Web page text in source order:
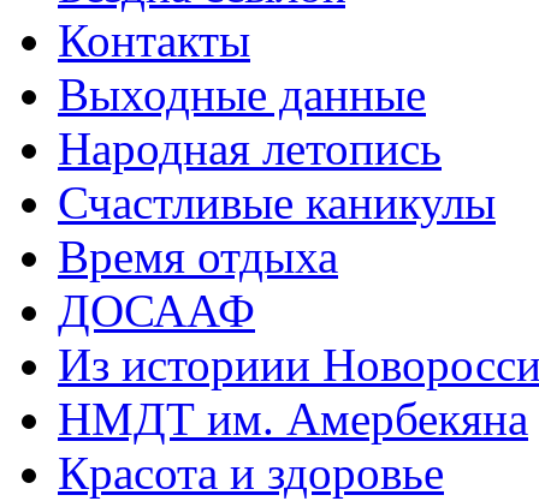
Контакты
Выходные данные
Народная летопись
Счастливые каникулы
Время отдыха
ДОСААФ
Из историии
НМДТ им. Амербекяна
Красота и здоровье